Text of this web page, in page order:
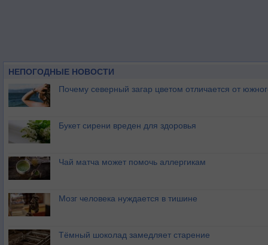
НЕПОГОДНЫЕ НОВОСТИ
Почему северный загар цветом отличается от
Букет сирени вреден для здоровья
Чай матча может помочь аллергикам
Мозг человека нуждается в тишине
Тёмный шоколад замедляет старение